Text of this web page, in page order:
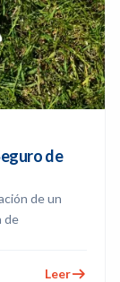
de
de un
de
Leer